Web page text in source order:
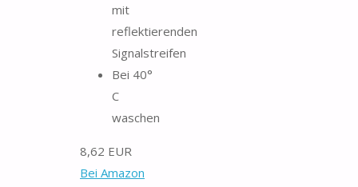
mit
reflektierenden
Signalstreifen
Bei 40°
C
waschen
8,62 EUR
Bei Amazon